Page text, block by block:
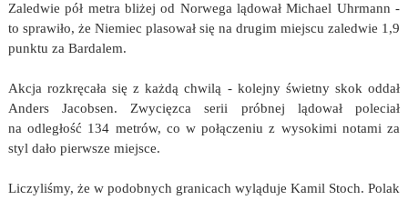
Zaledwie pół metra bliżej od Norwega lądował Michael Uhrmann -
to sprawiło, że Niemiec plasował się na drugim miejscu zaledwie 1,9
punktu za Bardalem.
Akcja rozkręcała się z każdą chwilą - kolejny świetny skok oddał
Anders Jacobsen. Zwycięzca serii próbnej lądował poleciał
na odległość 134 metrów, co w połączeniu z wysokimi notami za
styl dało pierwsze miejsce.
Liczyliśmy, że w podobnych granicach wyląduje Kamil Stoch. Polak